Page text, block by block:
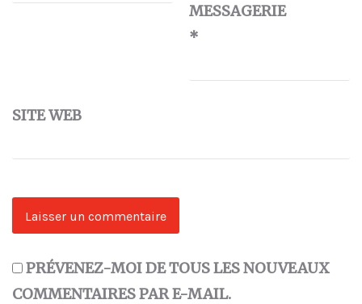
MESSAGERIE
*
SITE WEB
PRÉVENEZ-MOI DE TOUS LES NOUVEAUX
COMMENTAIRES PAR E-MAIL.